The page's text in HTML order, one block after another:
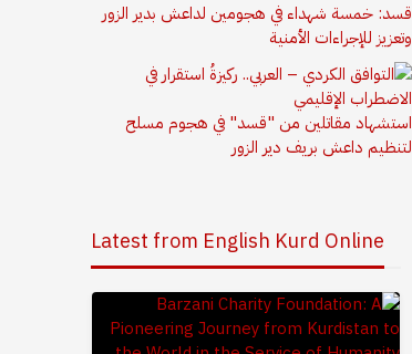
قسد: خمسة شهداء في هجومين لداعش بدير الزور
وتعزيز للإجراءات الأمنية
استشهاد مقاتلين من "قسد" في هجوم مسلح
لتنظيم داعش بريف دير الزور
Latest from English Kurd Online